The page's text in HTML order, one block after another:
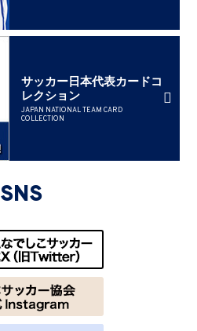
サッカー日本代表カードコ
レクション
JAPAN NATIONAL TEAM CARD
COLLECTION
SNS